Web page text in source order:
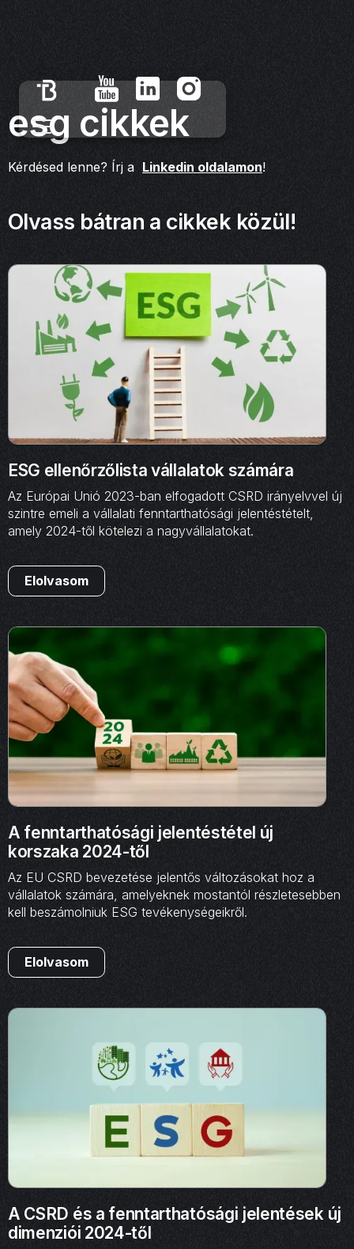
esg cikkek
Kérdésed lenne? Írj a Linkedin oldalamon!
Olvass bátran a cikkek közül!
ESG ellenőrzőlista vállalatok számára
Az Európai Unió 2023-ban elfogadott CSRD irányelvvel új
szintre emeli a vállalati fenntarthatósági jelentéstételt,
amely 2024-től kötelezi a nagyvállalatokat.
Elolvasom
A fenntarthatósági jelentéstétel új
korszaka 2024-től
Az EU CSRD bevezetése jelentős változásokat hoz a
vállalatok számára, amelyeknek mostantól részletesebben
kell beszámolniuk ESG tevékenységeikről.
Elolvasom
A CSRD és a fenntarthatósági jelentések új
dimenziói 2024-től